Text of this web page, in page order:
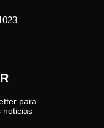
para
noticias